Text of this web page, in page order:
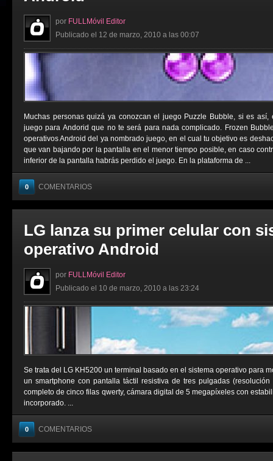
por FULLMóvil Editor
Publicado el 12 de marzo, 2010 a las 00:07
Muchas personas quizá ya conozcan el juego Puzzle Bubble, si es así,
juego para Andorid que no te será para nada complicado. Frozen
operativos Android del ya nombrado juego, en el cual tu objetivo es
que van bajando por la pantalla en el menor tiempo posible, en caso
inferior de la pantalla habrás perdido el juego. En la plataforma de ...
0 COMENTARIOS
LG lanza su primer celular con
operativo Android
por FULLMóvil Editor
Publicado el 10 de marzo, 2010 a las 23:24
Se trata del LG KH5200 un terminal basado en el sistema operativo para
un smartphone con pantalla táctil resistiva de tres pulgadas
completo de cinco filas qwerty, cámara digital de 5 megapíxeles con
incorporado. ...
0 COMENTARIOS